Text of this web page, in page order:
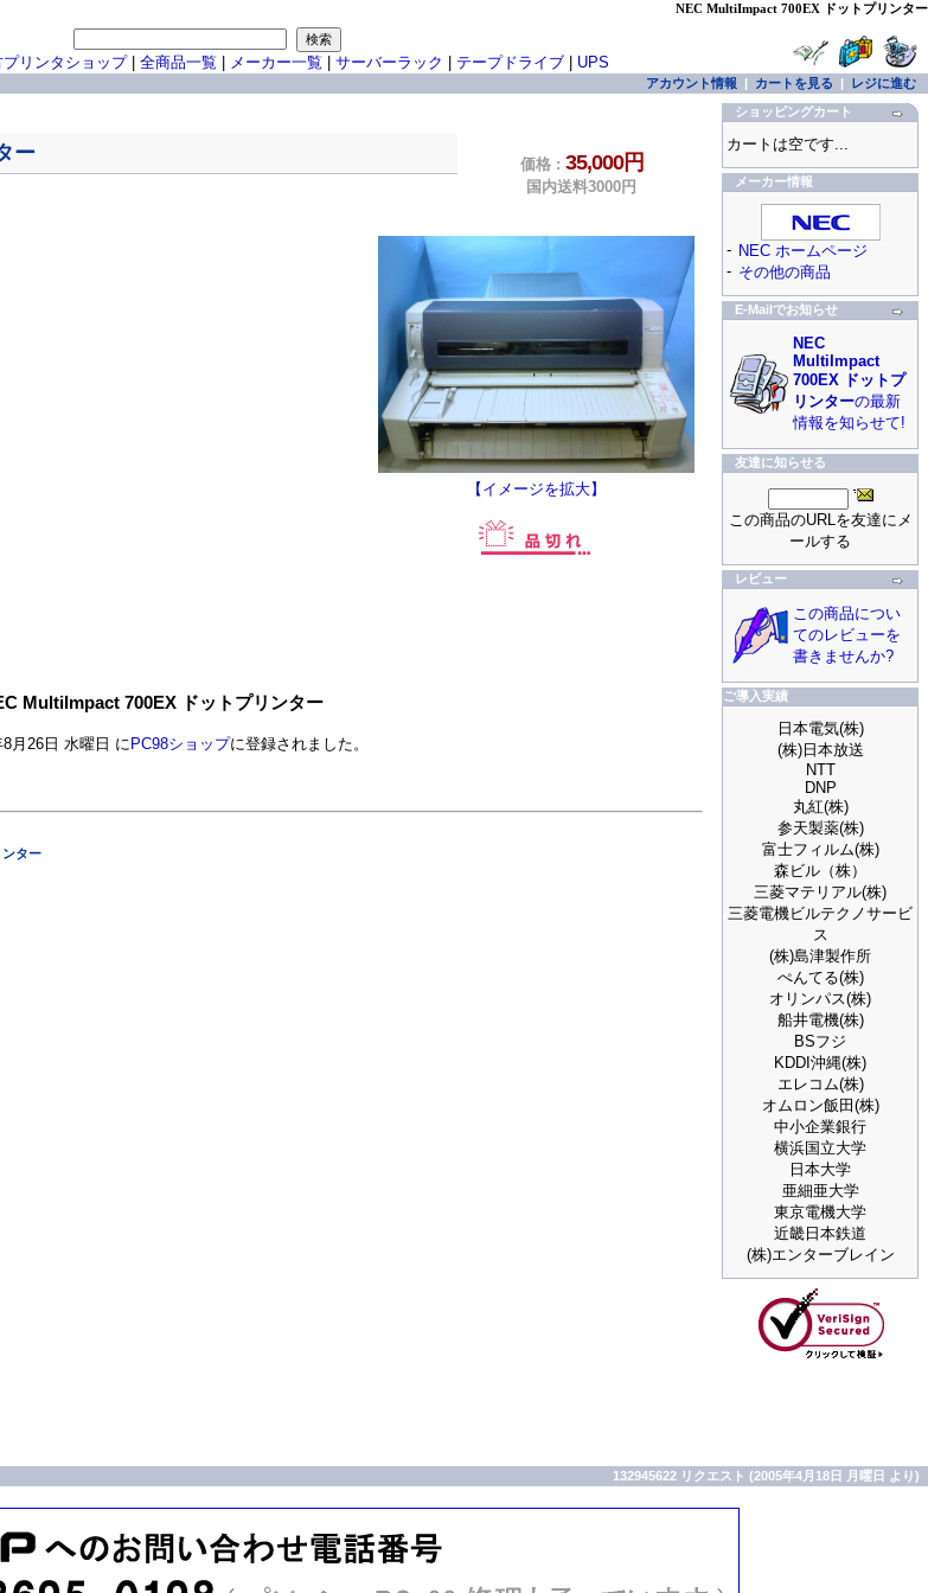
NEC MultiImpact 700EX ドットプリンター
ー 価格 : 35,000円
国内送料3000円
【イメージを拡大】
MultiImpact 700EX ドットプリンター
8月26日 水曜日 に PC98ショップに登録されました。
ター
プリンタショップ| 全商品一覧 メーカー一覧 サーバーラック テープドライブ| UPS
アカウント情報 カートを見る
レジに進む
ショッピングカート
カートは空です...
メーカー情報
- NEC ホームページ
- その他の商品
E-Mailでお知らせ
NEC
MultiImpact
700EX ドットプ
リンターの最新
情報を知らせて!
友達に知らせる
この商品のURLを友達にメ
ールする
レビュー
この商品につい
てのレビューを
書きませんか?
ご導入実績
日本電気(株)
(株)日本放送
NTT
DNP
丸紅(株)
参天製薬(株)
富士フィルム(株)
森ビル（株）
三菱マテリアル(株)
三菱電機ビルテクノサービ
ス
(株)島津製作所
ぺんてる(株)
オリンパス(株)
船井電機(株)
BSフジ
KDDI沖縄(株)
エレコム(株)
オムロン飯田(株)
中小企業銀行
横浜国立大学
日本大学
亜細亜大学
東京電機大学
近畿日本鉄道
(株)エンターブレイン
132945622 リクエスト (2005年4月18日 月曜日 より)